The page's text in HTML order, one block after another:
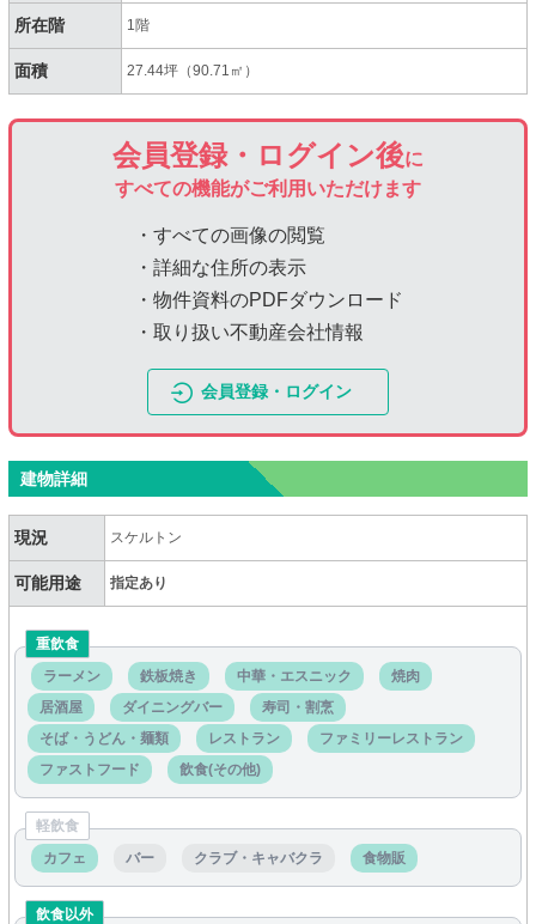
所在階 1階
面積 27.44坪（90.71㎡）
会員登録・ログイン後に
すべての機能がご利用いただけます
・すべての画像の閲覧
・詳細な住所の表示
・物件資料のPDFダウンロード
・取り扱い不動産会社情報
会員登録・ログイン
建物詳細
現況 スケルトン
可能用途 指定あり
重飲食
ラーメン
鉄板焼き 中華・エスニック
焼肉
居酒屋
ダイニングバー
寿司・割烹
そば・うどん・麺類
レストラン
ファミリーレストラン
ファストフード
飲食(その他)
軽飲食
カフェ
バー クラブ・キャバクラ 食物販
飲食以外